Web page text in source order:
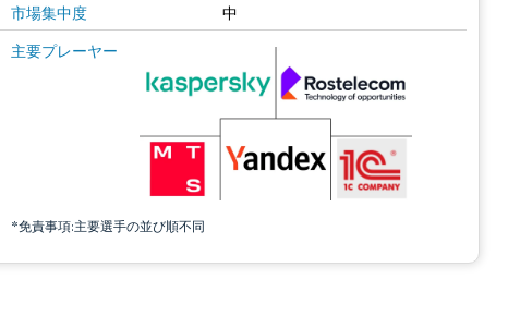
市場集中度 中
主要プレーヤー
*免責事項:主要選手の並び順不同
画像 © Mordor Intelligence。再利用にはCC BY 4.0の表示が必要です。